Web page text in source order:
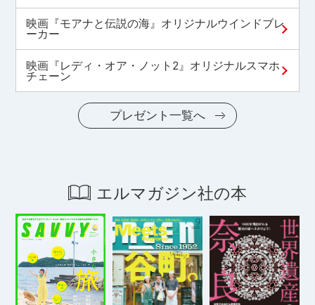
映画『モアナと伝説の海』オリジナルウインドブレ
ーカー
映画『レディ・オア・ノット2』オリジナルスマホ
チェーン
プレゼント一覧へ
エルマガジン社の本